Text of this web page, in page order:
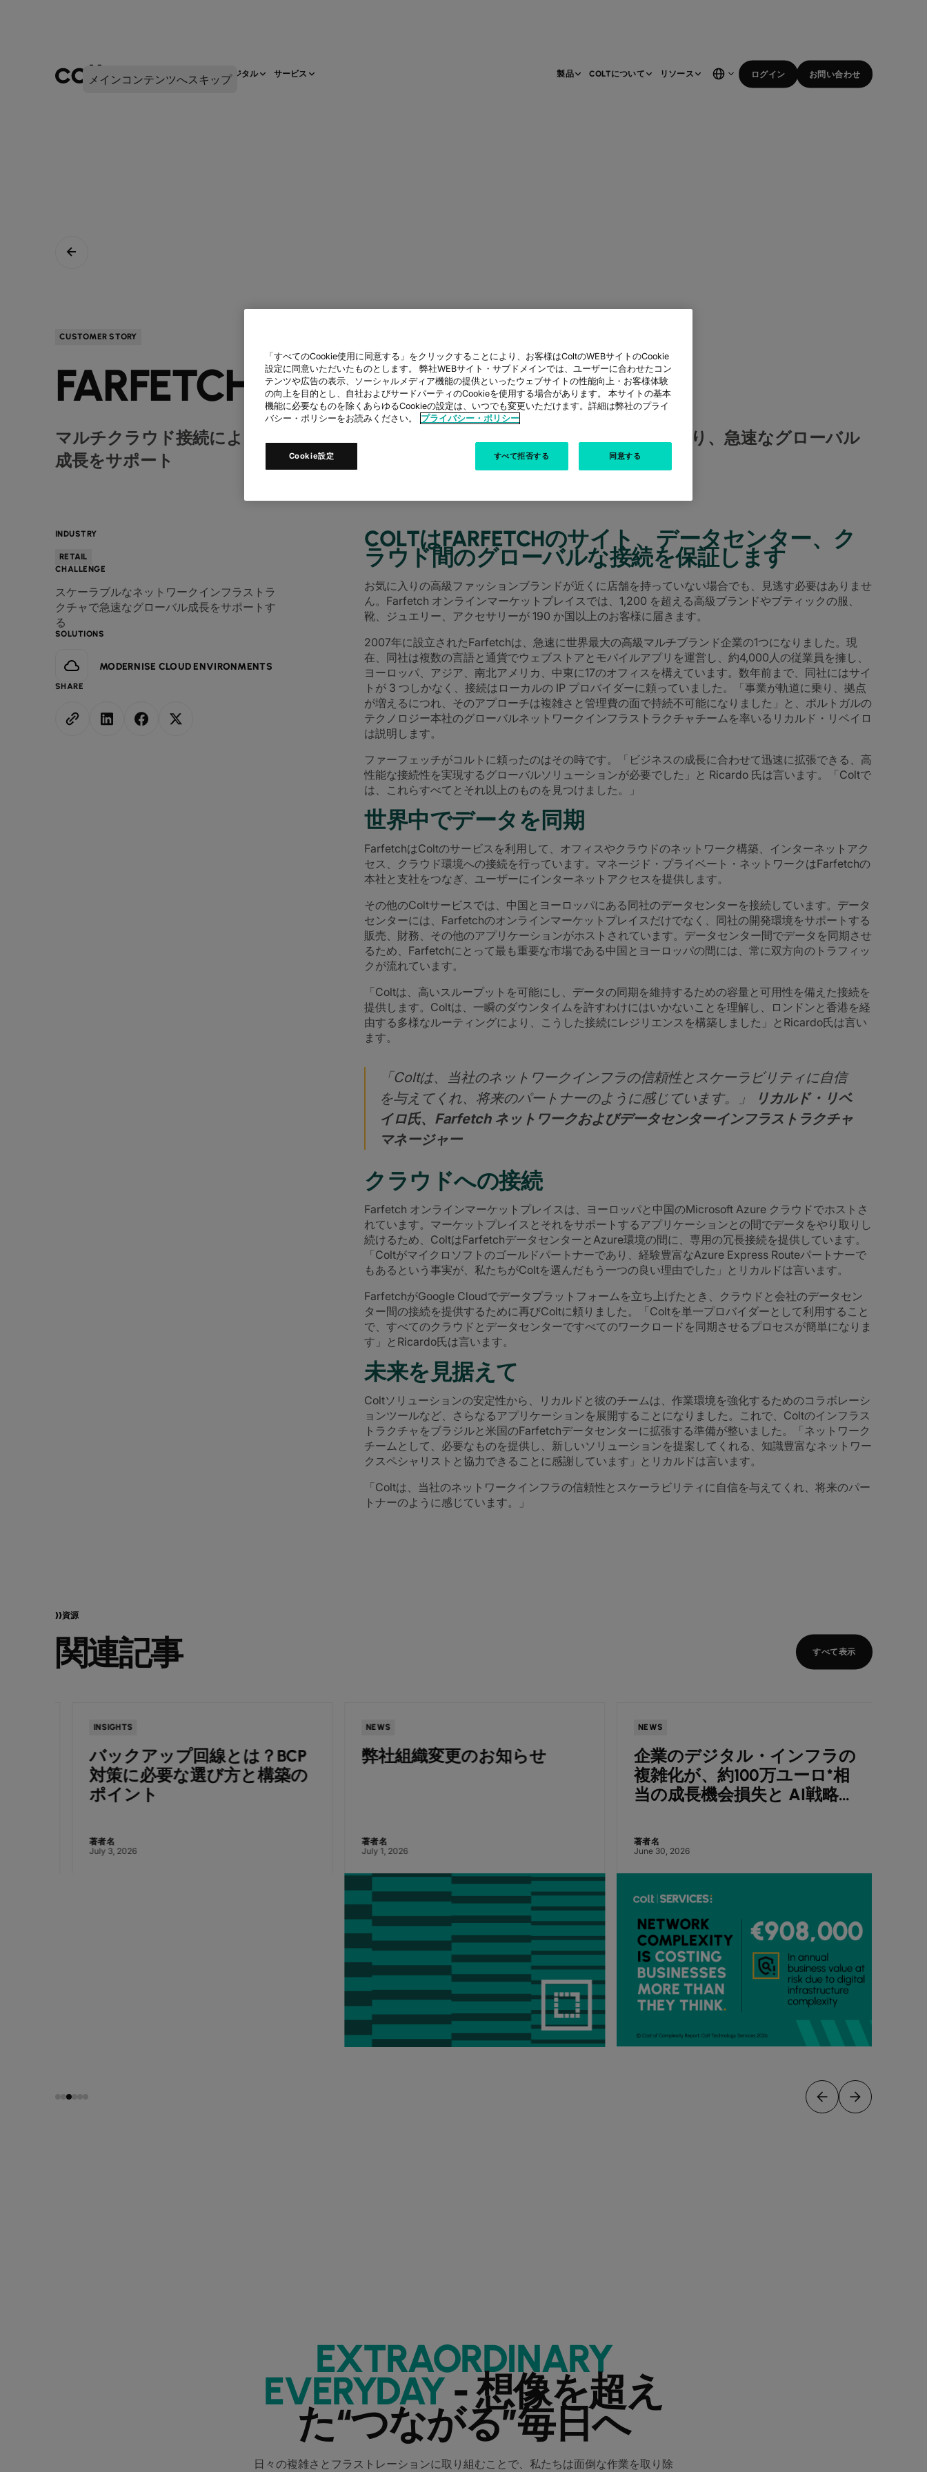
メインコンテンツへスキップ
ネットワークインフラ デジタル サービス 製品 COLTについて リソース ログイン お問い合わせ
CUSTOMER STORY
FARFETCH
マルチクラウド接続によるスケーラブルなネットワークインフラストラクチャにより、急速なグローバル
成長をサポート
INDUSTRY
RETAIL
CHALLENGE
スケーラブルなネットワークインフラストラ
クチャで急速なグローバル成長をサポートす
る
SOLUTIONS
MODERNISE CLOUD ENVIRONMENTS
SHARE
COLTはFARFETCHのサイト、データセンター、ク
ラウド間のグローバルな接続を保証します
お気に入りの高級ファッションブランドが近くに店舗を持っていない場合でも、見逃す必要はありませ
ん。Farfetch オンラインマーケットプレイスでは、1,200 を超える高級ブランドやブティックの服、
靴、ジュエリー、アクセサリーが 190 か国以上のお客様に届きます。
2007年に設立されたFarfetchは、急速に世界最大の高級マルチブランド企業の1つになりました。現
在、同社は複数の言語と通貨でウェブストアとモバイルアプリを運営し、約4,000人の従業員を擁し、
ヨーロッパ、アジア、南北アメリカ、中東に17のオフィスを構えています。数年前まで、同社にはサイ
トが 3 つしかなく、接続はローカルの IP プロバイダーに頼っていました。「事業が軌道に乗り、拠点
が増えるにつれ、そのアプローチは複雑さと管理費の面で持続不可能になりました」と、ポルトガルの
テクノロジー本社のグローバルネットワークインフラストラクチャチームを率いるリカルド・リベイロ
は説明します。
ファーフェッチがコルトに頼ったのはその時です。「ビジネスの成長に合わせて迅速に拡張できる、高
性能な接続性を実現するグローバルソリューションが必要でした」と Ricardo 氏は言います。「Coltで
は、これらすべてとそれ以上のものを見つけました。」
世界中でデータを同期
FarfetchはColtのサービスを利用して、オフィスやクラウドのネットワーク構築、インターネットアク
セス、クラウド環境への接続を行っています。マネージド・プライベート・ネットワークはFarfetchの
本社と支社をつなぎ、ユーザーにインターネットアクセスを提供します。
その他のColtサービスでは、中国とヨーロッパにある同社のデータセンターを接続しています。データ
センターには、Farfetchのオンラインマーケットプレイスだけでなく、同社の開発環境をサポートする
販売、財務、その他のアプリケーションがホストされています。データセンター間でデータを同期させ
るため、Farfetchにとって最も重要な市場である中国とヨーロッパの間には、常に双方向のトラフィッ
クが流れています。
「Coltは、高いスループットを可能にし、データの同期を維持するための容量と可用性を備えた接続を
提供します。Coltは、一瞬のダウンタイムを許すわけにはいかないことを理解し、ロンドンと香港を経
由する多様なルーティングにより、こうした接続にレジリエンスを構築しました」とRicardo氏は言い
ます。
「Coltは、当社のネットワークインフラの信頼性とスケーラビリティに自信
を与えてくれ、将来のパートナーのように感じています。」
リカルド・リベ
イロ氏、Farfetch ネットワークおよびデータセンターインフラストラクチャ
マネージャー
クラウドへの接続
Farfetch オンラインマーケットプレイスは、ヨーロッパと中国のMicrosoft Azure クラウドでホストさ
れています。マーケットプレイスとそれをサポートするアプリケーションとの間でデータをやり取りし
続けるため、ColtはFarfetchデータセンターとAzure環境の間に、専用の冗長接続を提供しています。
「Coltがマイクロソフトのゴールドパートナーであり、経験豊富なAzure Express Routeパートナーで
もあるという事実が、私たちがColtを選んだもう一つの良い理由でした」とリカルドは言います。
FarfetchがGoogle Cloudでデータプラットフォームを立ち上げたとき、クラウドと会社のデータセン
ター間の接続を提供するために再びColtに頼りました。「Coltを単一プロバイダーとして利用すること
で、すべてのクラウドとデータセンターですべてのワークロードを同期させるプロセスが簡単になりま
す」とRicardo氏は言います。
未来を見据えて
Coltソリューションの安定性から、リカルドと彼のチームは、作業環境を強化するためのコラボレーシ
ョンツールなど、さらなるアプリケーションを展開することになりました。これで、Coltのインフラス
トラクチャをブラジルと米国のFarfetchデータセンターに拡張する準備が整いました。「ネットワーク
チームとして、必要なものを提供し、新しいソリューションを提案してくれる、知識豊富なネットワー
クスペシャリストと協力できることに感謝しています」とリカルドは言います。
「Coltは、当社のネットワークインフラの信頼性とスケーラビリティに自信を与えてくれ、将来のパー
トナーのように感じています。」
資源
関連記事 すべて表示
INSIGHTS
バックアップ回線とは？BCP
対策に必要な選び方と構築の
ポイント
著者名
July 3, 2026
NEWS
弊社組織変更のお知らせ
著者名
July 1, 2026
NEWS
企業のデジタル・インフラの
複雑化が、約100万ユーロ*相
当の成長機会損失と AI戦略停
著者名
June 30, 2026
EXTRAORDINARY
EVERYDAY - 想像を超え
た“つながる”毎日へ
日々の複雑さとフラストレーションに取り組むことで、私たちは面倒な作業を取り除
「すべてのCookie使用に同意する」をクリックすることにより、お客様はColtのWEBサイトのCookie
設定に同意いただいたものとします。 弊社WEBサイト・サブドメインでは、ユーザーに合わせたコン
テンツや広告の表示、ソーシャルメディア機能の提供といったウェブサイトの性能向上・お客様体験
の向上を目的とし、自社およびサードパーティのCookieを使用する場合があります。 本サイトの基本
機能に必要なものを除くあらゆるCookieの設定は、いつでも変更いただけます。詳細は弊社のプライ
バシー・ポリシーをお読みください。
プライバシー・ポリシー
Cookie設定 すべて拒否する 同意する